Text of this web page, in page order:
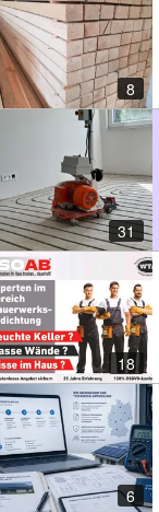
8
31
18
6